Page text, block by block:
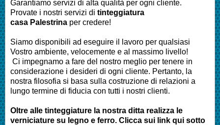
Garantiamo servizi di alta qualità per ogni cliente.
Provate i nostri servizi di tinteggiatura
casa Palestrina per credere!
Siamo disponibili ad eseguire il lavoro per qualsiasi
Vostro ambiente, velocemente e al massimo livello!
Ci impegnamo a fare del nostro meglio per tenere in
considerazione i desideri di ogni cliente. Pertanto, la
nostra filosofia si basa sulla costruzione di relazioni a
lungo termine di fiducia con tutti i nostri clienti.
Oltre alle tinteggiature la nostra ditta realizza le
verniciature su legno e ferro. Clicca sui link qui sotto